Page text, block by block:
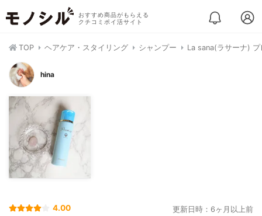
おすすめ商品がもらえる
クチコミポイ活サイト
TOP ヘアケア・スタイリング シャンプー La sana(ラサーナ)
hina
4.00 更新日時：6ヶ月以上前